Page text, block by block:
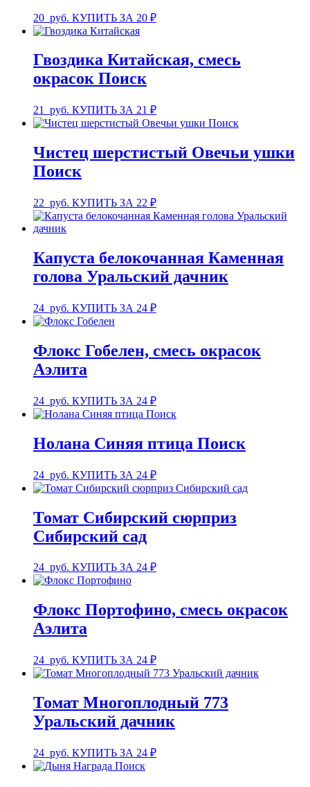
20 руб. КУПИТЬ ЗА 20 ₽
Гвоздика Китайская, смесь
окрасок Поиск
21 руб. КУПИТЬ ЗА 21 ₽
Чистец шерстистый Овечьи ушки
Поиск
22 руб. КУПИТЬ ЗА 22 ₽
Капуста белокочанная Каменная
голова Уральский дачник
24 руб. КУПИТЬ ЗА 24 ₽
Флокс Гобелен, смесь окрасок
Аэлита
24 руб. КУПИТЬ ЗА 24 ₽
Нолана Синяя птица Поиск
24 руб. КУПИТЬ ЗА 24 ₽
Томат Сибирский сюрприз
Сибирский сад
24 руб. КУПИТЬ ЗА 24 ₽
Флокс Портофино, смесь окрасок
Аэлита
24 руб. КУПИТЬ ЗА 24 ₽
Томат Многоплодный 773
Уральский дачник
24 руб. КУПИТЬ ЗА 24 ₽